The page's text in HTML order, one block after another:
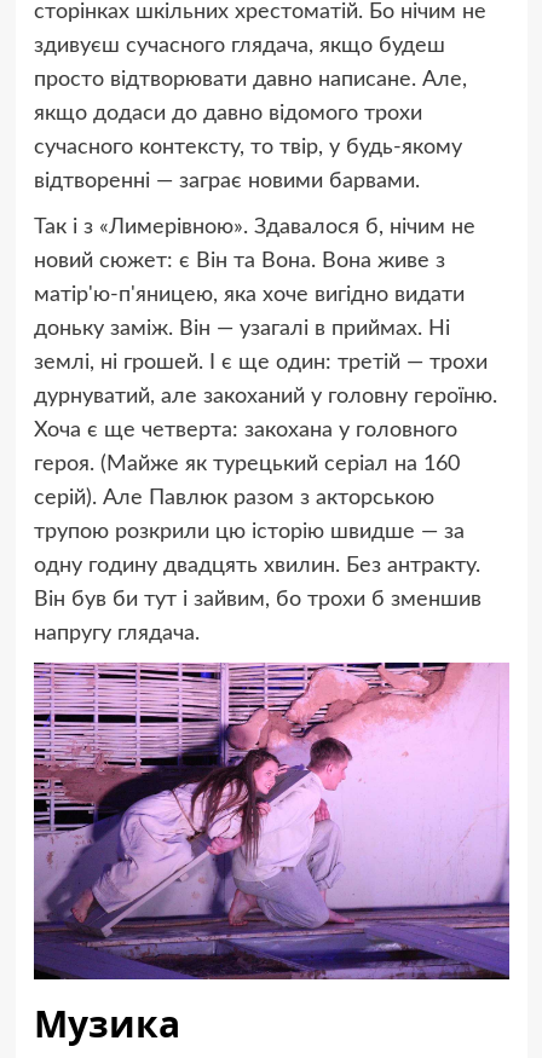
сторінках шкільних хрестоматій. Бо нічим не
здивуєш сучасного глядача, якщо будеш
просто відтворювати давно написане. Але,
якщо додаси до давно відомого трохи
сучасного контексту, то твір, у будь-якому
відтворенні — заграє новими барвами.
Так і з «Лимерівною». Здавалося б, нічим не
новий сюжет: є Він та Вона. Вона живе з
матір'ю-п'яницею, яка хоче вигідно видати
доньку заміж. Він — узагалі в приймах. Ні
землі, ні грошей. І є ще один: третій — трохи
дурнуватий, але закоханий у головну героїню.
Хоча є ще четверта: закохана у головного
героя. (Майже як турецький серіал на 160
серій). Але Павлюк разом з акторською
трупою розкрили цю історію швидше — за
одну годину двадцять хвилин. Без антракту.
Він був би тут і зайвим, бо трохи б зменшив
напругу глядача.
Музика